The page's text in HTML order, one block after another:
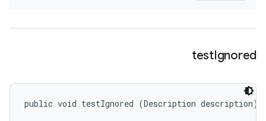
testIgnored
public void testIgnored (Description description)